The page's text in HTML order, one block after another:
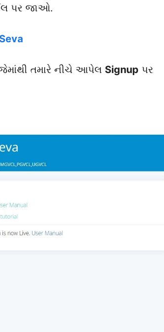
પર જાઓ.
તમારે નીચે આપેલ Signup પર